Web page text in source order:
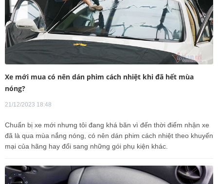
Xe mới mua có nên dán phim cách nhiệt khi đã hết mùa
nóng?
21/12/2023 18:48
Chuẩn bị xe mới nhưng tôi đang khá băn vì đến thời điểm nhận xe
đã là qua mùa nắng nóng, có nên dán phim cách nhiệt theo khuyến
mại của hãng hay đổi sang những gói phụ kiện khác.